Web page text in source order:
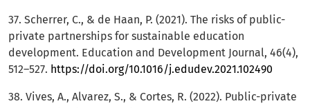
37. Scherrer, C., & de Haan, P. (2021). The risks of public-
private partnerships for sustainable education
development. Education and Development Journal, 46(4),
512–527. https://doi.org/10.1016/j.edudev.2021.102490
38. Vives, A., Alvarez, S., & Cortes, R. (2022). Public-private